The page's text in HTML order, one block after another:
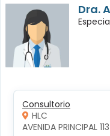
Dra.
Consultorio
HLC
AVENIDA PRINCIPAL 113